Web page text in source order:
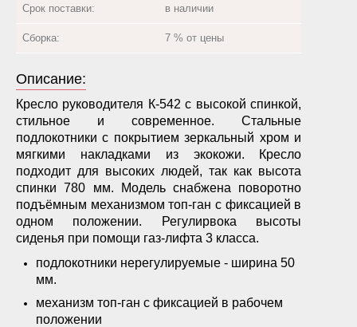
Срок поставки: в наличии
Сборка: 7 % от цены
Описание:
Кресло руководителя К-542 с высокой спинкой,
стильное и современное. Стальные
подлокотники с покрытием зеркальный хром и
мягкими накладками из экокожи. Кресло
подходит для высоких людей, так как высота
спинки 780 мм. Модель снабжена поворотно
подъёмным механизмом топ-ган с фиксацией в
одном положении. Регулирвока высоты
сиденья при помощи газ-лифта 3 класса.
подлокотники нерегулируемые - ширина 50
мм.
механизм топ-ган с фиксацией в рабочем
положении